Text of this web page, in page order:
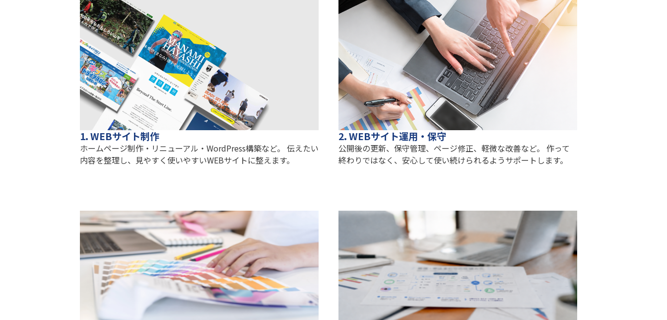
1. WEBサイト制作
ホームページ制作・リニューアル・WordPress構築など。 伝えたい
内容を整理し、見やすく使いやすいWEBサイトに整えます。
2. WEBサイト運用・保守
公開後の更新、保守管理、ページ修正、軽微な改善など。 作って
終わりではなく、安心して使い続けられるようサポートします。